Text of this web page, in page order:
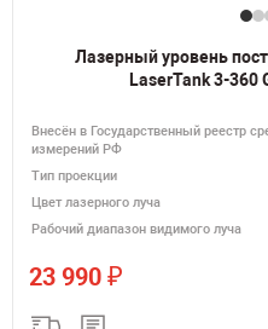
Лазерный уровень
LaserTank 3-360
Внесён в Государственный реестр
измерений РФ
Тип проекции
Цвет лазерного луча
Рабочий диапазон видимого луча
23 990 ₽